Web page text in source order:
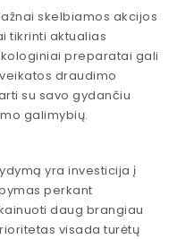
skelbiamos akcijos
tikrinti aktualias
preparatai gali
draudimo
su savo gydančiu
galimybių.
yra investicija į
perkant
daug brangiau
visada turėtų